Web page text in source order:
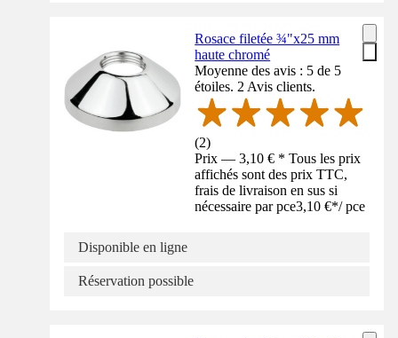
Rosace filetée ¾"x25 mm
haute chromé
Moyenne des avis : 5 de 5
étoiles. 2 Avis clients.
(2)
Prix — 3,10 € * Tous les prix
affichés sont des prix TTC,
frais de livraison en sus si
nécessaire par pce3,10 €*/ pce
Disponible en ligne
Réservation possible